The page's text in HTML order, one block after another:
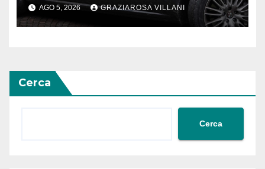
AGO 5, 2026 GRAZIAROSA VILLANI
Cerca
Cerca